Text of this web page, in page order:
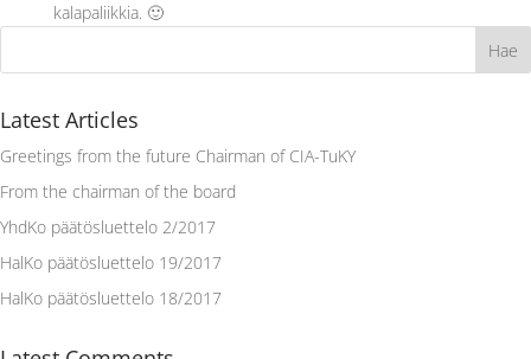
kalapaliikkia. 🙂
Latest Articles
Greetings from the future Chairman of CIA-TuKY
From the chairman of the board
YhdKo päätösluettelo 2/2017
HalKo päätösluettelo 19/2017
HalKo päätösluettelo 18/2017